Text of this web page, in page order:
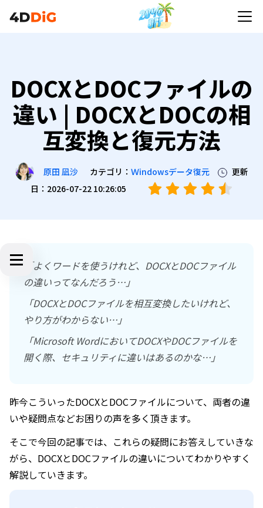
DOCXとDOCファイルの
違い | DOCXとDOCの相
互変換と復元方法
原田 凪沙 カテゴリ： Ｗindowsデータ復元
更新
日：2026-07-22 10:26:05
「よくワードを使うけれど、DOCXとDOCファイル
の違いってなんだろう…」
「DOCXとDOCファイルを相互変換したいけれど、
やり方がわからない…」
「Microsoft WordにおいてDOCXやDOCファイルを
開く際、セキュリティに違いはあるのかな…」
昨今こういったDOCXとDOCファイルについて、両者の違
いや疑問点などお困りの声を多く頂きます。
そこで今回の記事では、これらの疑問にお答えしていきな
がら、DOCXとDOCファイルの違いについてわかりやすく
解説していきます。